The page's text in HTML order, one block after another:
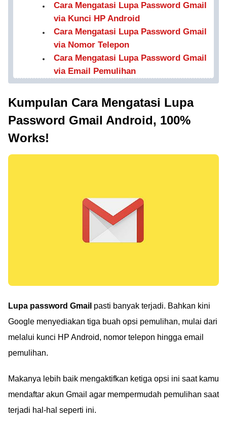
Cara Mengatasi Lupa Password Gmail
via Kunci HP Android
Cara Mengatasi Lupa Password Gmail
via Nomor Telepon
Cara Mengatasi Lupa Password Gmail
via Email Pemulihan
Kumpulan Cara Mengatasi Lupa
Password Gmail Android, 100%
Works!
Lupa password Gmail pasti banyak terjadi. Bahkan kini
Google menyediakan tiga buah opsi pemulihan, mulai dari
melalui kunci HP Android, nomor telepon hingga email
pemulihan.
Makanya lebih baik mengaktifkan ketiga opsi ini saat kamu
mendaftar akun Gmail agar mempermudah pemulihan saat
terjadi hal-hal seperti ini.